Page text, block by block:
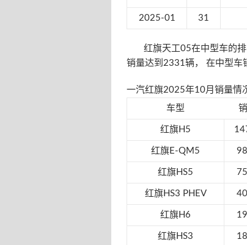
2025-01 31
红旗天工05在中型车的排
销量达到2331辆， 在中型车
一汽红旗2025年10月销量情
车型
红旗H5
红旗E-QM5
红旗HS5
红旗HS3 PHEV
红旗H6
红旗HS3